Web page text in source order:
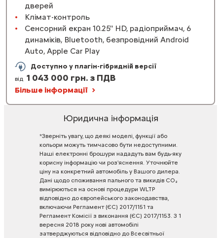
дверей
Клімат-контроль
Сенсорний екран 10.25'' HD, радіоприймач, 6
динаміків, Bluetooth, безпровідний Android
Auto, Apple Car Play
Доступно у плагін-гібридній версії
від 1 043 000 грн. з ПДВ
Більше інформації
Юридична інформація
*Зверніть увагу, що деякі моделі, функції або
кольори можуть тимчасово бути недоступними.
Наші електронні брошури нададуть вам будь-яку
корисну інформацію чи роз'яснення. Уточнюйте
ціну на конкретний автомобіль у Вашого дилера.
Дані щодо споживання пального та викидів CO₂
вимірюються на основі процедури WLTP
відповідно до європейського законодавства,
включаючи Регламент (ЄС) 2017/1151 та
Регламент Комісії з виконання (ЄС) 2017/1153. З 1
вересня 2018 року нові автомобілі
затверджуються відповідно до Всесвітньої